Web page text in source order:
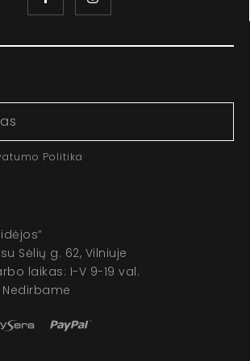
Politika
Sėlių g. 62, Vilniuje
laikas: I-V 9-19 val.
Nedirbame